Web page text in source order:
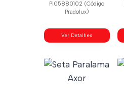
Pl05880102 (Código
Pradolux)
Ver Detalhes